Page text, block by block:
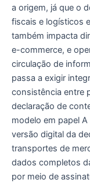
a origem, já que o
fiscais e logísticos
também impacta
e-commerce, e
circulação de
passa a exigir
consistência entre
declaração de
modelo em papel
versão digital da
transportes de
dados completos
por meio de